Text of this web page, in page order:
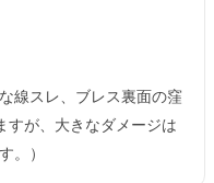
線スレ、ブレス裏面の窪
すが、大きなダメージは
。）